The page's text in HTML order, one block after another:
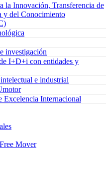
la Innovación, Transferencia de
y del Conocimiento
investigación
I+D+i con entidades y
e industrial
Excelencia Internacional
Mover